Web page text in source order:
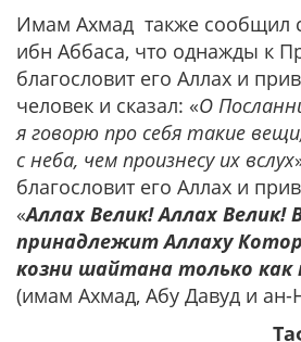
Имам Ахмад также сообщил
ибн Аббаса, что однажды к
благословит его Аллах и
человек и сказал: «О
я говорю про себя такие
с неба, чем произнесу их вслух
благословит его Аллах и
«Аллах Велик! Аллах Велик!
принадлежит Аллаху
козни шайтана только
(имам Ахмад, Абу Давуд и ан-